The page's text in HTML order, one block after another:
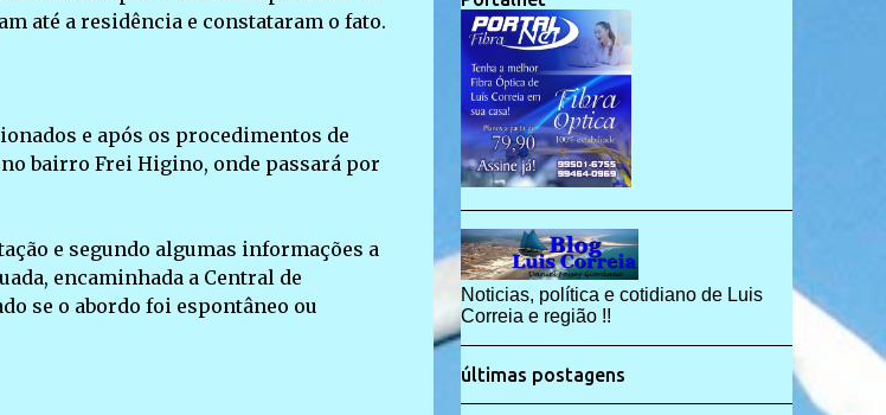
até a residência e constataram o fato.
e após os procedimentos de
bairro Frei Higino, onde passará por
e segundo algumas informações a
encaminhada a Central de
se o abordo foi espontâneo ou
Noticias, política e cotidiano de Luis
Correia e região !!
últimas postagens